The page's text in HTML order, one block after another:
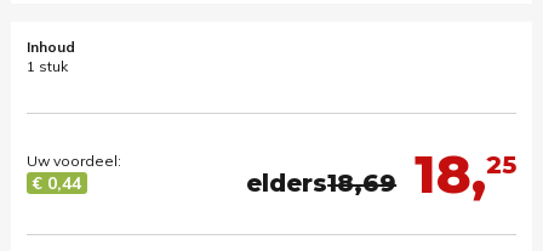
Inhoud
1 stuk
18,25
elders18,69
Uw voordeel:
€ 0,44